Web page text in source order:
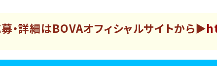
・詳細はBOVAオフィシャルサイトから▶